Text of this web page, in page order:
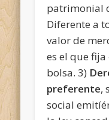
patrimonial
Diferente a
valor de
es el que
bolsa.3)
preferente,
social